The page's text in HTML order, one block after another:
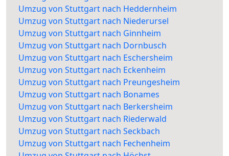
Umzug von Stuttgart nach Heddernheim
Umzug von Stuttgart nach Niederursel
Umzug von Stuttgart nach Ginnheim
Umzug von Stuttgart nach Dornbusch
Umzug von Stuttgart nach Eschersheim
Umzug von Stuttgart nach Eckenheim
Umzug von Stuttgart nach Preungesheim
Umzug von Stuttgart nach Bonames
Umzug von Stuttgart nach Berkersheim
Umzug von Stuttgart nach Riederwald
Umzug von Stuttgart nach Seckbach
Umzug von Stuttgart nach Fechenheim